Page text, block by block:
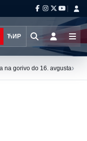
ЋИР
na gorivo do 16. avgusta›